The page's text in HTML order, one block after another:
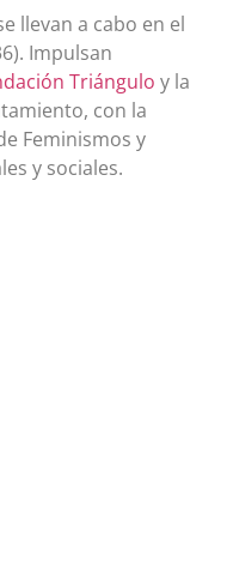
llevan a cabo en el
Impulsan
Triángulo y la
con la
Feminismos y
y sociales.